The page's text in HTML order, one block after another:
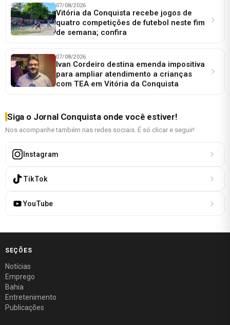
07/08/2026
Vitória da Conquista recebe jogos de
quatro competições de futebol neste fim
de semana; confira
07/08/2026
Ivan Cordeiro destina emenda impositiva
para ampliar atendimento a crianças
com TEA em Vitória da Conquista
Siga o Jornal Conquista onde você estiver!
Nos acompanhe também nas redes sociais. É só clicar e seguir!
Instagram
TikTok
YouTube
SEÇÕES
Notícias
Emprego
Bahia
Entretenimento
Publicações